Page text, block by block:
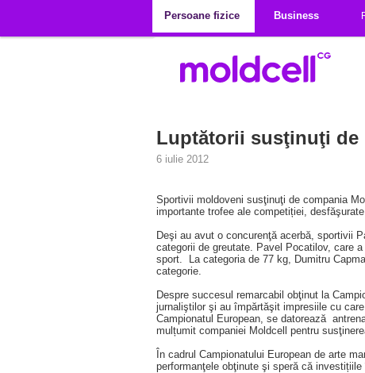
Persoane fizice
Business
Luptătorii susţinuţi de
6 iulie 2012
Sportivii moldoveni susţinuţi de compania
importante trofee ale competiției,
Deşi au avut o concurenţă acerbă, sportivii
categorii de greutate. Pavel Pocatilov, care
sport. La categoria de 77 kg, Dumitru
categorie.
Despre succesul remarcabil obţinut la
jurnaliştilor şi au împărtăşit impresiile cu
Campionatul European, se datorează
mulțumit companiei Moldcell pentru
În cadrul Campionatului European de arte
performanţele obţinute şi speră că